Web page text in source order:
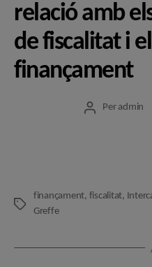
relació amb
de fiscalitat i
finançament
Autor
Per admin
Etiquetes
finançament, fiscalitat,
Greffe